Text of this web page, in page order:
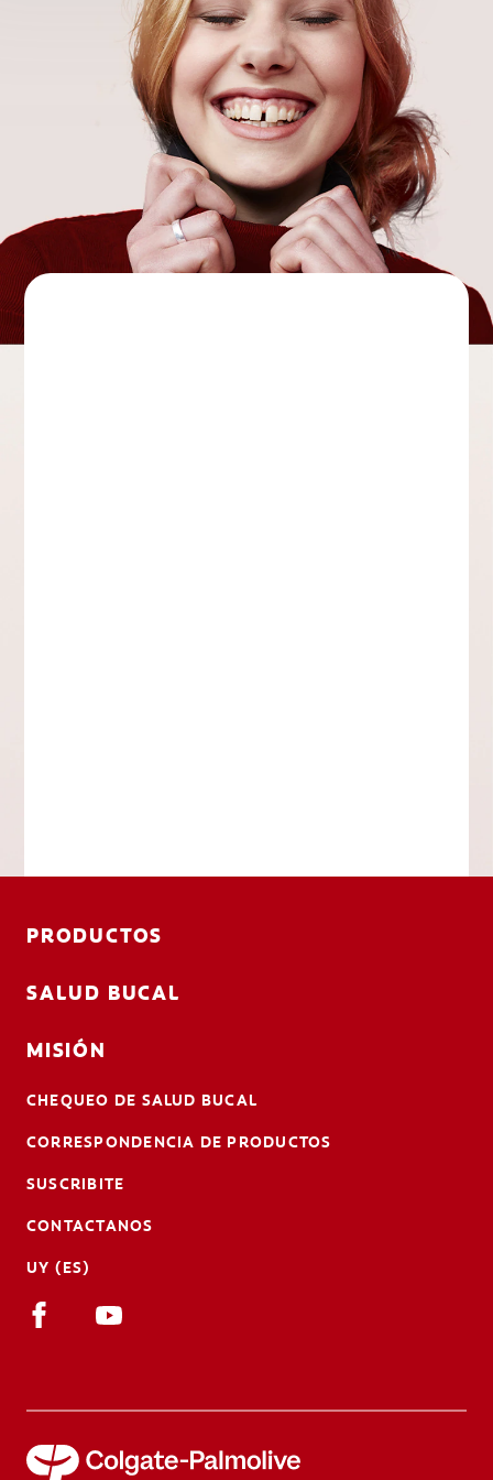
PRODUCTOS
SALUD BUCAL
MISIÓN
CHEQUEO DE SALUD BUCAL
CORRESPONDENCIA DE PRODUCTOS
SUSCRIBITE
CONTACTANOS
UY (ES)